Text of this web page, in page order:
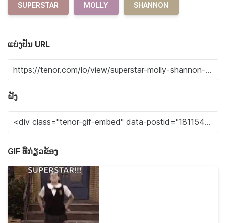
SUPERSTAR MOLLY SHANNON
ແບ່ງປັນ URL
ຝັງ
GIF ທີ່ກ່ຽວຂ້ອງ